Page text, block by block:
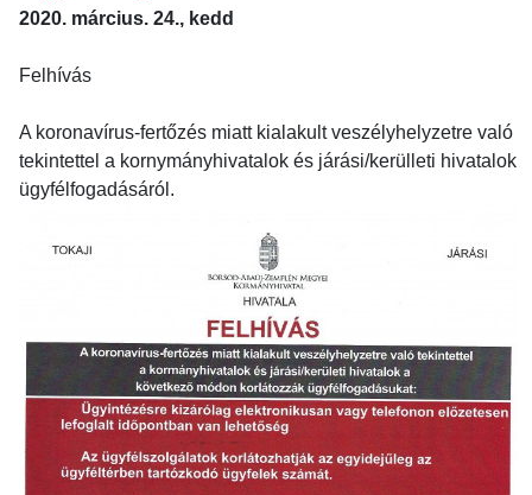
2020. március. 24., kedd
Felhívás
A koronavírus-fertőzés miatt kialakult veszélyhelyzetre való
tekintettel a kornymányhivatalok és járási/kerülleti hivatalok
ügyfélfogadásáról.